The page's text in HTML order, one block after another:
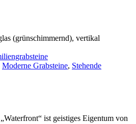
(grünschimmernd), vertikal
Moderne Grabsteine, Stehende
ist geistiges Eigentum von